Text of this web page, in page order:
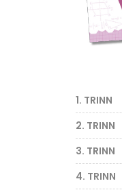
1. TRINN
2. TRINN
3. TRINN
4. TRINN